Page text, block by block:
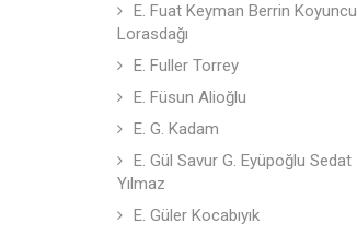
E. Fuat Keyman Berrin Koyuncu
Lorasdağı
E. Fuller Torrey
E. Füsun Alioğlu
E. G. Kadam
E. Gül Savur G. Eyüpoğlu Sedat
Yılmaz
E. Güler Kocabıyık